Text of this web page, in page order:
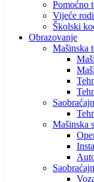
Pomoćno
Vijeće
Školski
Obrazovanje
Mašinska
Mašinska